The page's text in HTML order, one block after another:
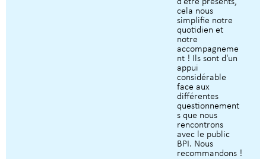
cela nous
simplifie notre
quotidien et
notre
accompagneme
nt ! Ils sont d'un
appui
considérable
face aux
différentes
questionnement
s que nous
rencontrons
avec le public
BPI. Nous
recommandons !